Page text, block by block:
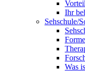
Ihr
Sehschule/
Was